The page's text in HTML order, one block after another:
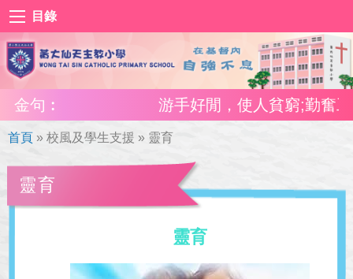
目錄
金句︰ 游手好閒，使人貧窮;勤奮
首頁 » 校風及學生支援 » 靈育
靈育
靈育